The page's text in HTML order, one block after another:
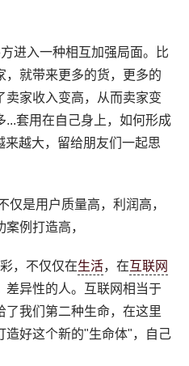
进入一种相互加强局面。比
，就带来更多的货，更多的
卖家收入变高，从而卖家变
...套用在自己身上，如何形成
越大，留给朋友们一起思
仅是用户质量高，利润高，
例打造高，
，不仅仅在生活，在互联网
差异性的人。互联网相当于
了我们第二种生命，在这里
造好这个新的"生命体"，自己